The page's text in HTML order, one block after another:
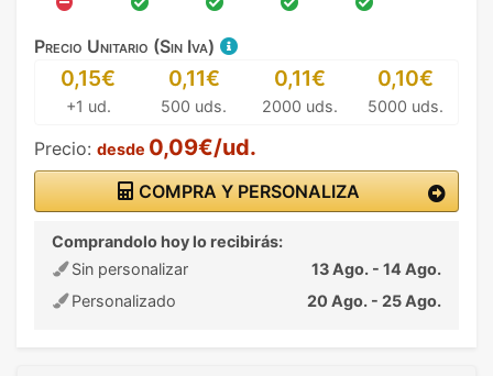
Precio Unitario (Sin Iva)
0,15€
+1 ud.
0,11€
500 uds.
0,11€
2000 uds.
0,10€
5000 uds.
Precio: desde 0,09€/ud.
COMPRA Y PERSONALIZA
Comprandolo hoy lo recibirás:
Sin personalizar
13 Ago. - 14 Ago.
Personalizado
20 Ago. - 25 Ago.